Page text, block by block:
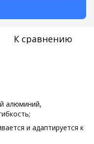
К сравнению
алюминий,
и адаптируется к